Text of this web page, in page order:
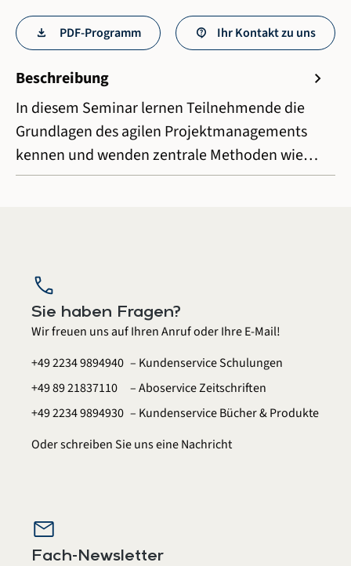
Beschreibung
chevron_right
In diesem Seminar lernen Teilnehmende die
Grundlagen des agilen Projektmanagements
kennen und wenden zentrale Methoden wie…
PDF-Programm Ihr Kontakt zu uns
call
Sie haben Fragen?
Wir freuen uns auf Ihren Anruf oder Ihre E-Mail!
+49 2234 9894940 – Kundenservice Schulungen
+49 89 21837110
– Aboservice Zeitschriften
+49 2234 9894930 – Kundenservice Bücher & Produkte
Oder schreiben Sie uns eineNachricht
mail
Fach-Newsletter